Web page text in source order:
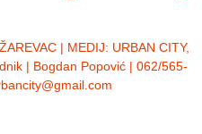
| MEDIJ: URBAN CITY,
| Bogdan Popović | 062/565-